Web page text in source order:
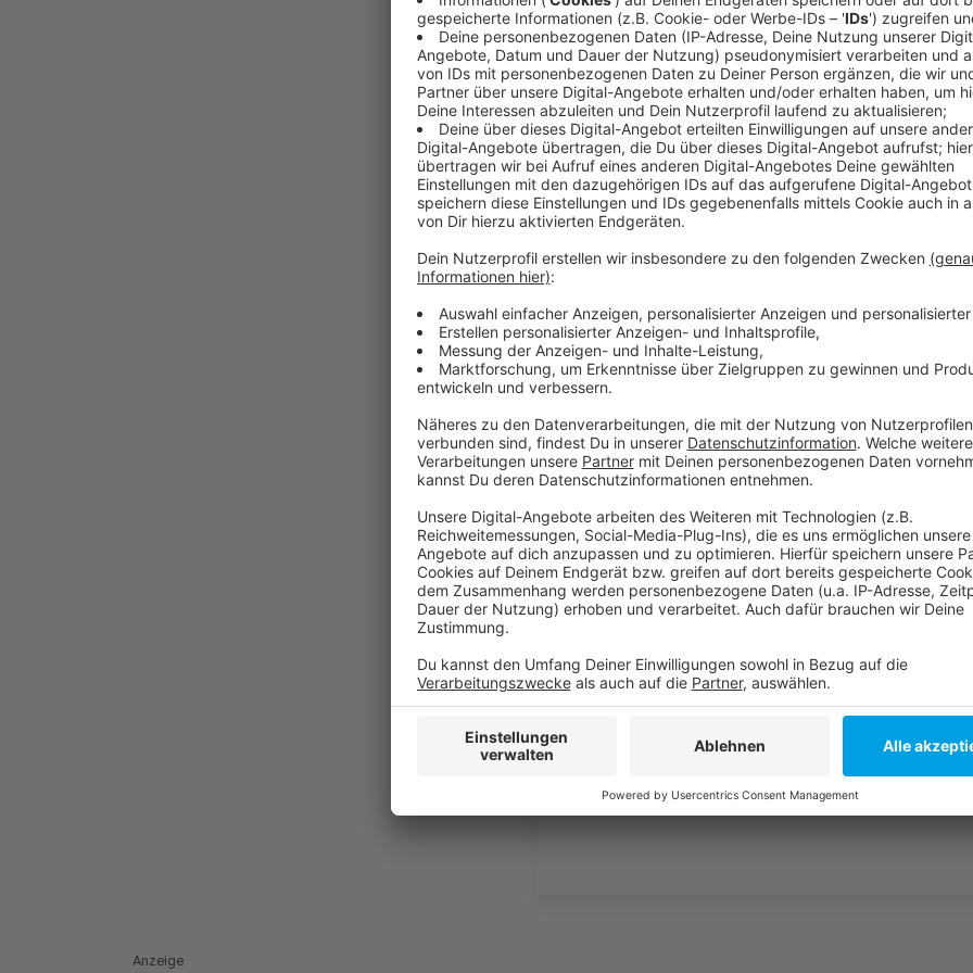
Am Sonntagnachmittag gewann das Team das
3:1 und hat damit den Klassenerhalt perfekt
Alex Ehl:
Anzeige
Düsseldorfer EG sichert sich in Augsburg
Anzeige
Die Tore für die DEG erzielten Agostino, Akdag und
letzte Spieltag, die DEG empfängt Frankfurt im
11.500 Tickets verkauft worden.
Anzeige
Weitere Infos und Links zum Thema
Die Tabelle der DEL
So berichtet die DEG
Anzeige
Anzeige